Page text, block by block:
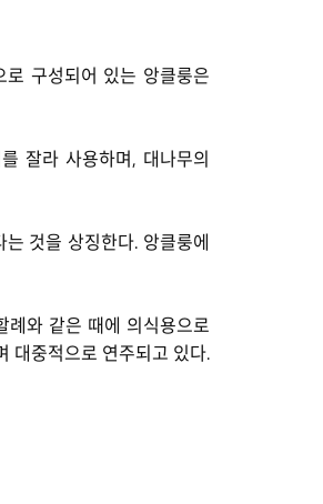
구성되어 있는 앙클룽은
잘라 사용하며, 대나무의
것을 상징한다. 앙클룽에
례와 같은 때에 의식용으로
대중적으로 연주되고 있다.